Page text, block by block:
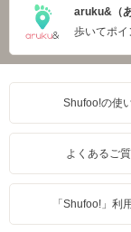
aruku&（
歩いてポイ
Shufoo!の使
よくあるご
「Shufoo!」利